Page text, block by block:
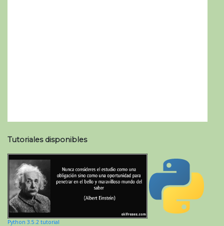
Tutoriales disponibles
Python 3.5.2 tutorial